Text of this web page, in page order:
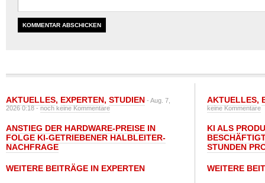
AKTUELLES, EXPERTEN, STUDIEN - Aug. 7,
2026 0:18 -noch keine Kommentare
ANSTIEG DER HARDWARE-PREISE IN
FOLGE KI-GETRIEBENER HALBLEITER-
NACHFRAGE
WEITERE BEITRÄGE IN EXPERTEN
AKTUELLES,
keine Kommentare
KI ALS
STUNDEN
WEITERE